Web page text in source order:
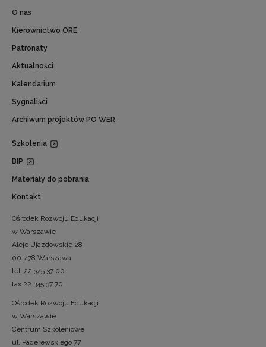
O nas
Kierownictwo ORE
Patronaty
Aktualności
Kalendarium
Sygnaliści
Archiwum projektów PO WER
Szkolenia
BIP
Materiały do pobrania
Kontakt
Ośrodek Rozwoju Edukacji
w Warszawie
Aleje Ujazdowskie 28
00-478 Warszawa
tel. 22 345 37 00
fax 22 345 37 70
Ośrodek Rozwoju Edukacji
w Warszawie
Centrum Szkoleniowe
ul. Paderewskiego 77